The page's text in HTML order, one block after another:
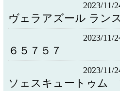
2023/11/
ヴェラアズール ラン
2023/11/
６５７５７
2023/11/
ソェスキュートゥ